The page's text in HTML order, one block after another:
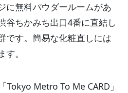
に無料パウダールームがあ
谷ちかみち出口4番に直結し
です。簡易な化粧直しには
。
Tokyo Metro To Me CARD」